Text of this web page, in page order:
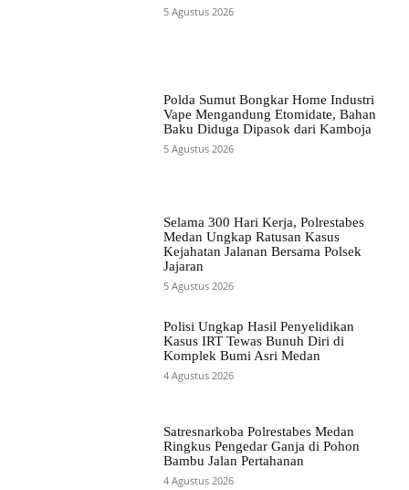
5 Agustus 2026
Polda Sumut Bongkar Home Industri
Vape Mengandung Etomidate, Bahan
Baku Diduga Dipasok dari Kamboja
5 Agustus 2026
Selama 300 Hari Kerja, Polrestabes
Medan Ungkap Ratusan Kasus
Kejahatan Jalanan Bersama Polsek
Jajaran
5 Agustus 2026
Polisi Ungkap Hasil Penyelidikan
Kasus IRT Tewas Bunuh Diri di
Komplek Bumi Asri Medan
4 Agustus 2026
Satresnarkoba Polrestabes Medan
Ringkus Pengedar Ganja di Pohon
Bambu Jalan Pertahanan
4 Agustus 2026